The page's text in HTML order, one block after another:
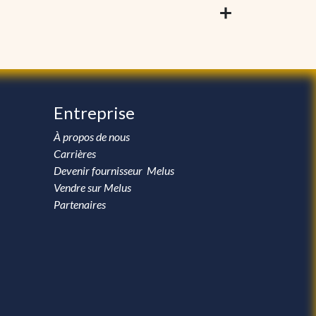
Entreprise
À propos de nous
Carrières
Devenir fournisseur Melus
Vendre sur Melus
Partenaires